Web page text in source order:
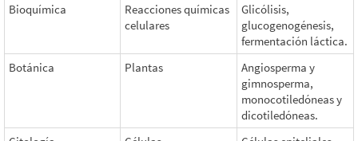
Bioquímica
Reacciones químicas
celulares
Glicólisis,
glucogenogénesis,
fermentación láctica.
Botánica
Plantas
Angiosperma y
gimnosperma,
monocotiledóneas y
dicotiledóneas.